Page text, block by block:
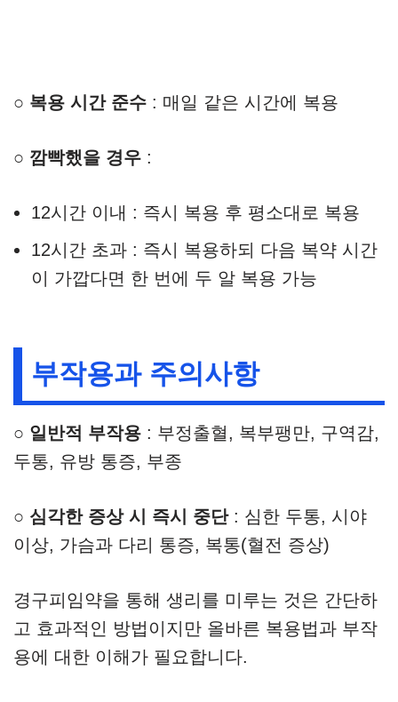
○ 복용 시간 준수 : 매일 같은 시간에 복용
○ 깜빡했을 경우 :
12시간 이내 : 즉시 복용 후 평소대로 복용
12시간 초과 : 즉시 복용하되 다음 복약 시간
이 가깝다면 한 번에 두 알 복용 가능
부작용과 주의사항
○ 일반적 부작용 : 부정출혈, 복부팽만, 구역감,
두통, 유방 통증, 부종
○ 심각한 증상 시 즉시 중단: 심한 두통, 시야
이상, 가슴과 다리 통증, 복통(혈전 증상)
경구피임약을 통해 생리를 미루는 것은 간단하
고 효과적인 방법이지만 올바른 복용법과 부작
용에 대한 이해가 필요합니다.